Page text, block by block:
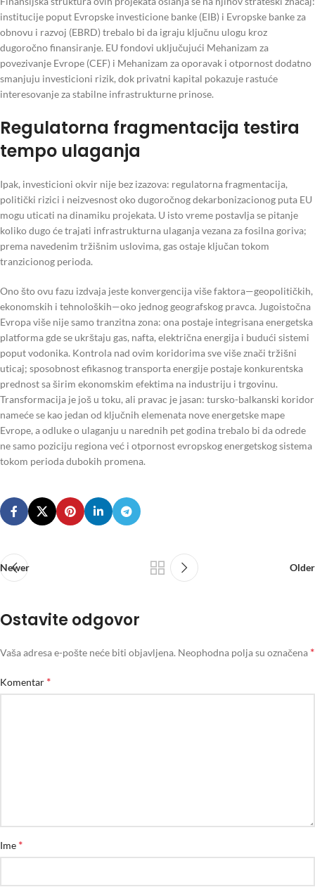
institucije poput Evropske investicione banke (EIB) i Evropske banke za
obnovu i razvoj (EBRD) trebalo bi da igraju ključnu ulogu kroz
dugoročno finansiranje. EU fondovi uključujući Mehanizam za
povezivanje Evrope (CEF) i Mehanizam za oporavak i otpornost dodatno
smanjuju investicioni rizik, dok privatni kapital pokazuje rastuće
interesovanje za stabilne infrastrukturne prinose.
Regulatorna fragmentacija testira
tempo ulaganja
Ipak, investicioni okvir nije bez izazova: regulatorna fragmentacija,
politički rizici i neizvesnost oko dugoročnog dekarbonizacionog puta EU
mogu uticati na dinamiku projekata. U isto vreme postavlja se pitanje
koliko dugo će trajati infrastrukturna ulaganja vezana za fosilna goriva;
prema navedenim tržišnim uslovima, gas ostaje ključan tokom
tranzicionog perioda.
Ono što ovu fazu izdvaja jeste konvergencija više faktora—geopolitičkih,
ekonomskih i tehnoloških—oko jednog geografskog pravca. Jugoistočna
Evropa više nije samo tranzitna zona: ona postaje integrisana energetska
platforma gde se ukrštaju gas, nafta, električna energija i budući sistemi
poput vodonika. Kontrola nad ovim koridorima sve više znači tržišni
uticaj; sposobnost efikasnog transporta energije postaje konkurentska
prednost sa širim ekonomskim efektima na industriju i trgovinu.
Transformacija je još u toku, ali pravac je jasan: tursko-balkanski koridor
nameće se kao jedan od ključnih elemenata nove energetske mape
Evrope, a odluke o ulaganju u narednih pet godina trebalo bi da odrede
ne samo poziciju regiona već i otpornost evropskog energetskog sistema
tokom perioda dubokih promena.
Newer Older
Ostavite odgovor
Vaša adresa e-pošte neće biti objavljena. Neophodna polja su označena *
Komentar *
Ime *